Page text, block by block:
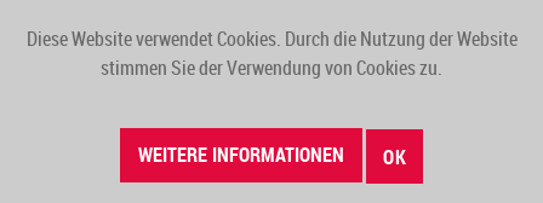
Diese Website verwendet Cookies. Durch die Nutzung der Website
stimmen Sie der Verwendung von Cookies zu.
WEITERE INFORMATIONEN OK